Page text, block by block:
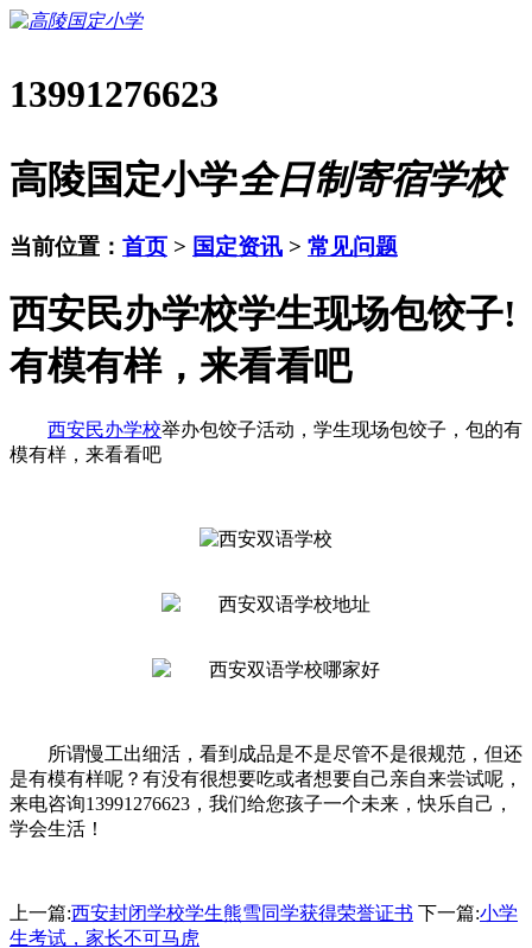
13991276623
高陵国定小学全日制寄宿学校
当前位置： 首页 > 国定资讯 > 常见问题
西安民办学校学生现场包饺子!
有模有样，来看看吧
西安民办学校举办包饺子活动，学生现场包饺子，包的有
模有样，来看看吧
所谓慢工出细活，看到成品是不是尽管不是很规范，但还
是有模有样呢？有没有很想要吃或者想要自己亲自来尝试呢，
来电咨询13991276623，我们给您孩子一个未来，快乐自己，
学会生活！
上一篇:西安封闭学校学生熊雪同学获得荣誉证书 下一篇:小学
生考试，家长不可马虎